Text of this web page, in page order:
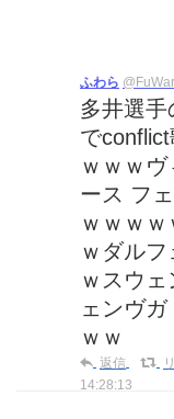
ふわら
多井選手
で
ｗｗｗ
ース フ
ｗｗｗ
ｗダル
ｗスウ
ェンヴ
ｗｗ
返信
14:28:13